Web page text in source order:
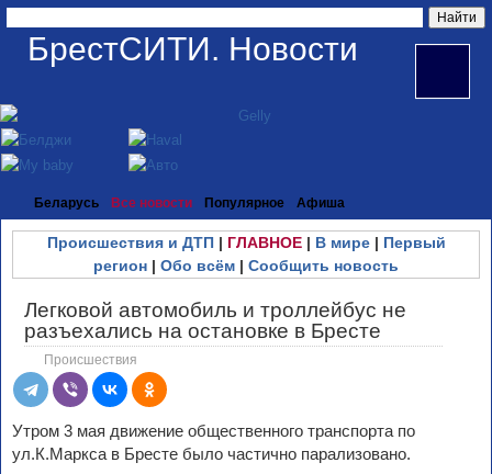
БрестСИТИ. Новости
Беларусь Все новости Популярное Афиша
Происшествия и ДТП| ГЛАВНОЕ| В мире| Первый
регион | Обо всём | Сообщить новость
Легковой автомобиль и троллейбус не
разъехались на остановке в Бресте
Происшествия
Утром 3 мая движение общественного транспорта по
ул.К.Маркса в Бресте было частично парализовано.